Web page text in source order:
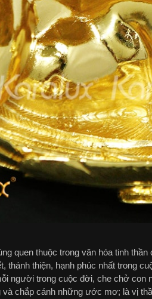
quen thuộc trong văn hóa tinh
thánh thiện, hạnh phúc nhất trong
người trong cuộc đời, che chở
chắp cánh những ước mơ; là vị